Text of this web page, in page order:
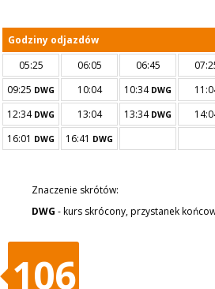
Godziny odjazdów
05:25
06:05 06:45
09:25 DWG 10:04 10:34 DWG
12:34 DWG 13:04 13:34 DWG
16:01 DWG 16:41 DWG
Znaczenie skrótów:
DWG - kurs skrócony, przystanek
106